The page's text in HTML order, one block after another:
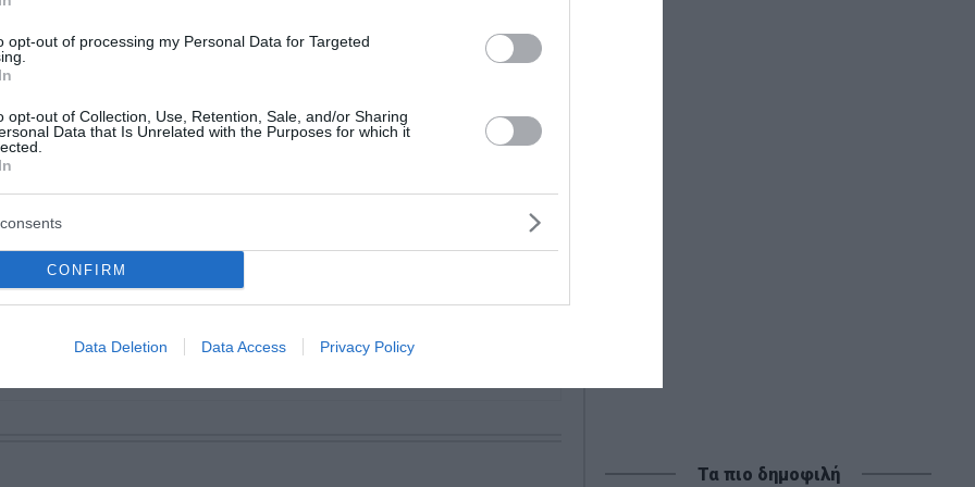
opt-out of processing my Personal Data for Targeted
opt-out of Collection, Use, Retention, Sale, and/or Sharing
Data that Is Unrelated with the Purposes for which it
CONFIRM
Data Deletion Data Access Privacy Policy
πλεονέκτημα του Ισραήλ, την παρουσία των
αποτροπής». Οι Αμερικανοί νομοθέτες ζητούν επίσης την
τις προοπτικές μιας τέτοιας μεταφοράς και τις επιπτώσεις
«τεράστιος loser»
η Ρωσία σε ειρηνευτικές προτάσεις
Φραγκίσκου - Το 9μερο πένθος και το τελετουργικό της
Lykavitos.gr στο Google News
όλες τις ειδήσεις
Τα πιο δημοφιλή